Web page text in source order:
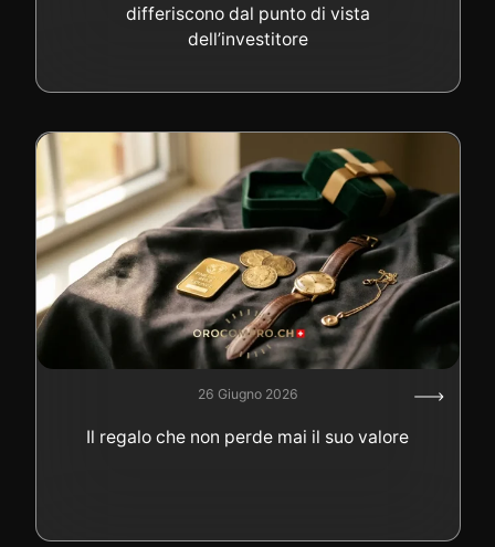
differiscono dal punto di vista
dell’investitore
26 Giugno 2026
Il regalo che non perde mai il suo valore